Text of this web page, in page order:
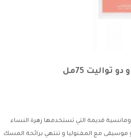
75مل
قديمة التي تستخدمها زهرة النساء
مع المغنوليا و تنتهي برائحة المسك